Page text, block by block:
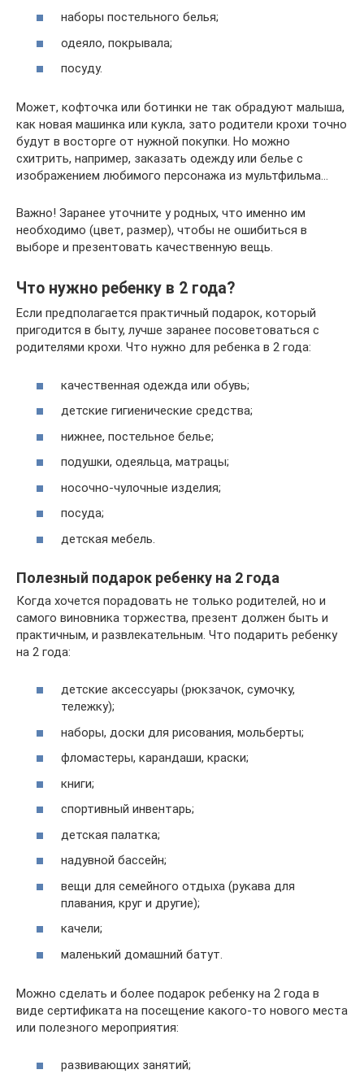
наборы постельного белья;
одеяло, покрывала;
посуду.
Может, кофточка или ботинки не так обрадуют малыша,
как новая машинка или кукла, зато родители крохи точно
будут в восторге от нужной покупки. Но можно
схитрить, например, заказать одежду или белье с
изображением любимого персонажа из мультфильма…
Важно! Заранее уточните у родных, что именно им
необходимо (цвет, размер), чтобы не ошибиться в
выборе и презентовать качественную вещь.
Что нужно ребенку в 2 года?
Если предполагается практичный подарок, который
пригодится в быту, лучше заранее посоветоваться с
родителями крохи. Что нужно для ребенка в 2 года:
качественная одежда или обувь;
детские гигиенические средства;
нижнее, постельное белье;
подушки, одеяльца, матрацы;
носочно-чулочные изделия;
посуда;
детская мебель.
Полезный подарок ребенку на 2 года
Когда хочется порадовать не только родителей, но и
самого виновника торжества, презент должен быть и
практичным, и развлекательным. Что подарить ребенку
на 2 года:
детские аксессуары (рюкзачок, сумочку,
тележку);
наборы, доски для рисования, мольберты;
фломастеры, карандаши, краски;
книги;
спортивный инвентарь;
детская палатка;
надувной бассейн;
вещи для семейного отдыха (рукава для
плавания, круг и другие);
качели;
маленький домашний батут.
Можно сделать и более подарок ребенку на 2 года в
виде сертификата на посещение какого-то нового места
или полезного мероприятия:
развивающих занятий;